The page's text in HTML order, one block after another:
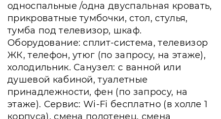
односпальные /одна двуспальная кровать,
прикроватные тумбочки, стол, стулья,
тумба под телевизор, шкаф.
Оборудование: сплит-система, телевизор
ЖК, телефон, утюг (по запросу, на этаже),
холодильник. Санузел: с ванной или
душевой кабиной, туалетные
принадлежности, фен (по запросу, на
этаже). Сервис: Wi-Fi бесплатно (в холле 1
корпуса), смена полотенец, смена